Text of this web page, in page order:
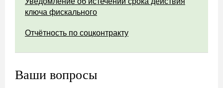
ключа фискального
Отчётность по соцконтракту
Ваши вопросы